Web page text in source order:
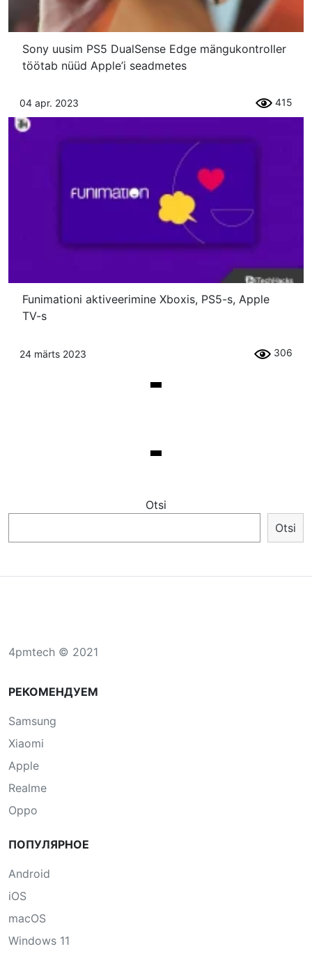
Sony uusim PS5 DualSense Edge mängukontroller
töötab nüüd Apple’i seadmetes
04 apr. 2023 415
Funimationi aktiveerimine Xboxis, PS5-s, Apple
TV-s
24 märts 2023 306
Otsi
Otsi
4pmtech © 2021
РЕКОМЕНДУЕМ
Samsung
Xiaomi
Apple
Realme
Oppo
ПОПУЛЯРНОЕ
Android
iOS
macOS
Windows 11